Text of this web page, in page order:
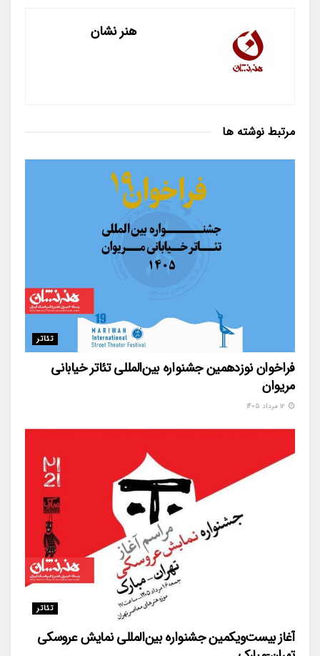
هنر نشان
مرتبط نوشته ها
تئاتر
فراخوان نوزدهمین جشنواره بین‌المللی تئاتر خیابانی
مریوان
تئاتر
آغاز بیست‌ویکمین جشنواره بین‌المللی نمایش عروسکی